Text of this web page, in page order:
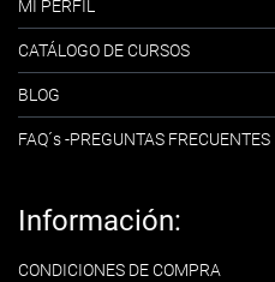
MI PERFIL
CATÁLOGO DE CURSOS
BLOG
FAQ´s -PREGUNTAS FRECUENTES
Información:
CONDICIONES DE COMPRA